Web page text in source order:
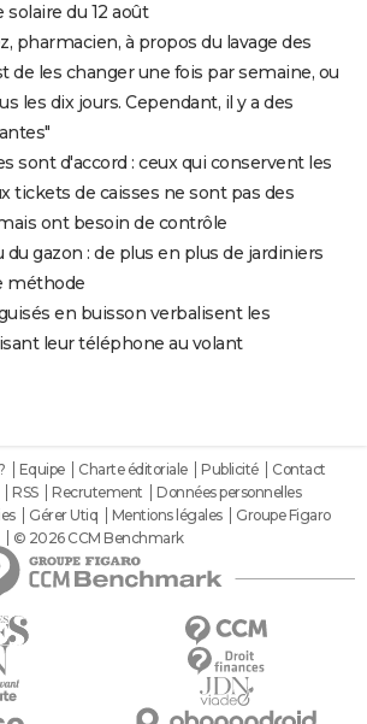
solaire du 12 août
pharmacien, à propos du lavage des
de les changer une fois par semaine, ou
les dix jours. Cependant, il y a des
sont d'accord : ceux qui conservent les
tickets de caisses ne sont pas des
ont besoin de contrôle
du gazon : de plus en plus de jardiniers
méthode
en buisson verbalisent les
leur téléphone au volant
Equipe Charte éditoriale Publicité
Contact
RSS Recrutement
Données personnelles
Gérer Utiq Mentions légales
Groupe Figaro
© 2026 CCM Benchmark